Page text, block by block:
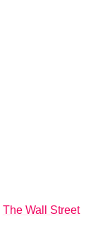
The Wall Street